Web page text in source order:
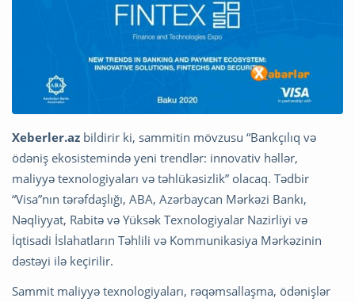
Xeberler.az bildirir ki, sammitin mövzusu “Bankçılıq və
ödəniş ekosistemində yeni trendlər: innovativ həllər,
maliyyə texnologiyaları və təhlükəsizlik” olacaq. Tədbir
“Visa”nın tərəfdaşlığı, ABA, Azərbaycan Mərkəzi Bankı,
Nəqliyyat, Rabitə və Yüksək Texnologiyalar Nazirliyi və
İqtisadi İslahatların Təhlili və Kommunikasiya Mərkəzinin
dəstəyi ilə keçirilir.
Sammit maliyyə texnologiyaları, rəqəmsallaşma, ödənişlər